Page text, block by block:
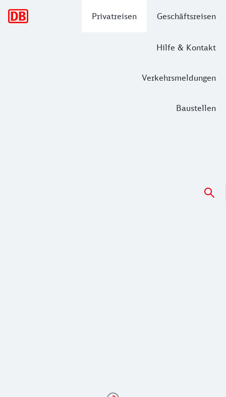
Privatreisen Geschäftsreisen
Hilfe & Kontakt
Verkehrsmeldungen
Baustellen